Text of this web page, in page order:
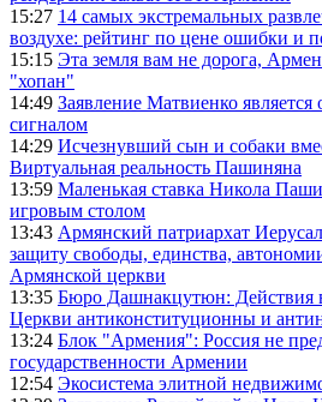
15:27 14 самых экстремальных
воздухе: рейтинг по цене ошибки и
15:15 Эта земля вам не дорога,
"хопан"
14:49 Заявление Матвиенко является
сигналом
14:29 Исчезнувший сын и собаки
Виртуальная реальность Пашиняна
13:59 Маленькая ставка Никола
игровым столом
13:43 Армянский патриархат
защиту свободы, единства,
Армянской церкви
13:35 Бюро Дашнакцутюн: Действия
Церкви антиконституционны и
13:24 Блок "Армения": Россия не
государственности Армении
12:54 Экосистема элитной